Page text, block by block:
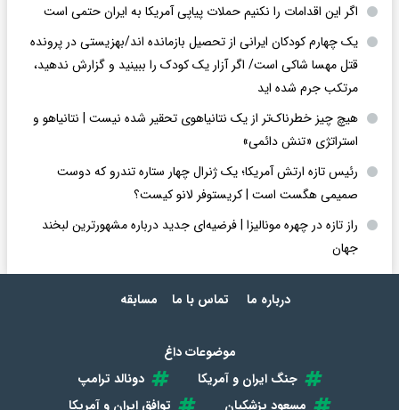
اگر این اقدامات را نکنیم حملات پیاپی آمریکا به ایران حتمی است
یک چهارم کودکان ایرانی از تحصیل بازمانده اند/بهزیستی در پرونده
قتل مهسا شاکی است/ اگر آزار یک کودک را ببینید و گزارش ندهید،
مرتکب جرم شده اید
هیچ چیز خطرناک‌تر از یک نتانیاهوی تحقیر شده نیست | نتانیاهو و
استراتژی «تنش دائمی»
رئیس تازه ارتش آمریکا؛ یک ژنرال چهار ستاره تندرو که دوست
صمیمی هگست است | کریستوفر لانو کیست؟
راز تازه در چهره مونالیزا | فرضیه‌ای جدید درباره مشهورترین لبخند
جهان
درباره ما تماس با ما مسابقه
موضوعات داغ
جنگ ایران و آمریکا
دونالد ترامپ
مسعود پزشکیان
توافق ایران و آمریکا